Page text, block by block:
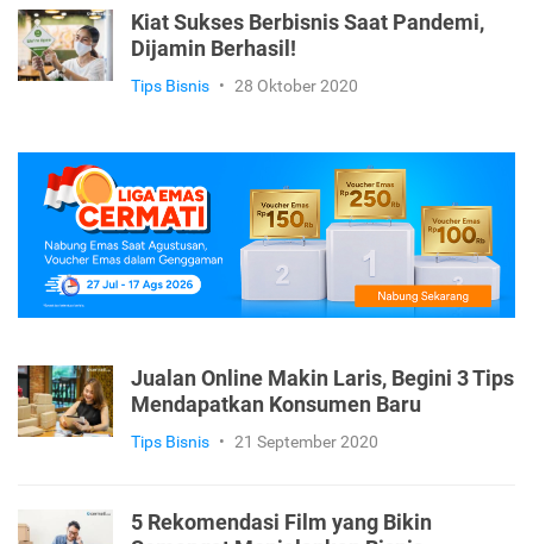
Kiat Sukses Berbisnis Saat Pandemi,
Dijamin Berhasil!
Tips Bisnis • 28 Oktober 2020
Jualan Online Makin Laris, Begini 3 Tips
Mendapatkan Konsumen Baru
Tips Bisnis • 21 September 2020
5 Rekomendasi Film yang Bikin